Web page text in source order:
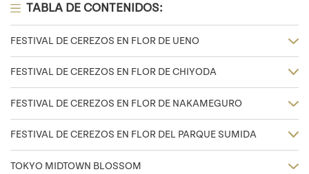
TABLA DE CONTENIDOS:
FESTIVAL DE CEREZOS EN FLOR DE UENO
FESTIVAL DE CEREZOS EN FLOR DE CHIYODA
FESTIVAL DE CEREZOS EN FLOR DE NAKAMEGURO
FESTIVAL DE CEREZOS EN FLOR DEL PARQUE SUMIDA
TOKYO MIDTOWN BLOSSOM